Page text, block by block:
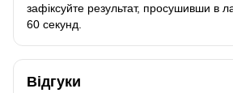
зафіксуйте результат, просушивши в
60 секунд.
Відгуки